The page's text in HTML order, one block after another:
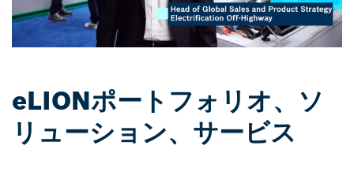
eLIONポートフォリオ、ソ
リューション、サービス